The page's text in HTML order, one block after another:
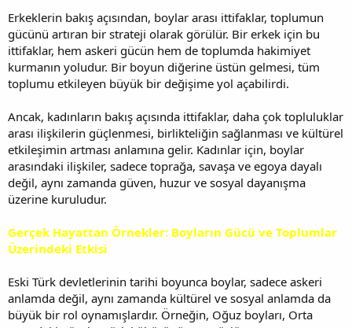
Erkeklerin bakış açısından, boylar arası ittifaklar, toplumun
gücünü artıran bir strateji olarak görülür. Bir erkek için bu
ittifaklar, hem askeri gücün hem de toplumda hakimiyet
kurmanın yoludur. Bir boyun diğerine üstün gelmesi, tüm
toplumu etkileyen büyük bir değişime yol açabilirdi.
Ancak, kadınların bakış açısında ittifaklar, daha çok topluluklar
arası ilişkilerin güçlenmesi, birlikteliğin sağlanması ve kültürel
etkileşimin artması anlamına gelir. Kadınlar için, boylar
arasındaki ilişkiler, sadece toprağa, savaşa ve egoya dayalı
değil, aynı zamanda güven, huzur ve sosyal dayanışma
üzerine kuruludur.
Gerçek Hayattan Örnekler: Boyların Gücü ve Toplumlar
Üzerindeki Etkisi
Eski Türk devletlerinin tarihi boyunca boylar, sadece askeri
anlamda değil, aynı zamanda kültürel ve sosyal anlamda da
büyük bir rol oynamışlardır. Örneğin, Oğuz boyları, Orta